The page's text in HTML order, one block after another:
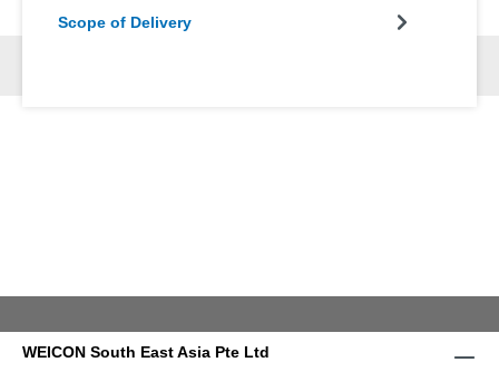
Scope of Delivery
WEICON South East Asia Pte Ltd